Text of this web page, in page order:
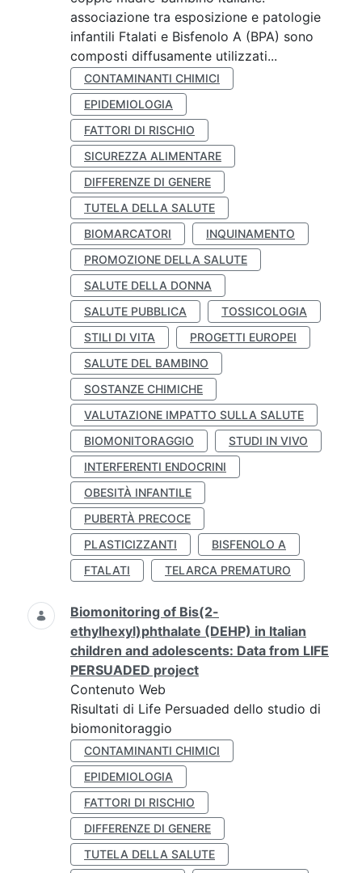
associazione tra esposizione e patologie
infantili Ftalati e Bisfenolo A (BPA) sono
composti diffusamente utilizzati...
CONTAMINANTI CHIMICI
EPIDEMIOLOGIA
FATTORI DI RISCHIO
SICUREZZA ALIMENTARE
DIFFERENZE DI GENERE
TUTELA DELLA SALUTE
BIOMARCATORI
INQUINAMENTO
PROMOZIONE DELLA SALUTE
SALUTE DELLA DONNA
SALUTE PUBBLICA
TOSSICOLOGIA
STILI DI VITA
PROGETTI EUROPEI
SALUTE DEL BAMBINO
SOSTANZE CHIMICHE
VALUTAZIONE IMPATTO SULLA SALUTE
BIOMONITORAGGIO
STUDI IN VIVO
INTERFERENTI ENDOCRINI
OBESITÀ INFANTILE
PUBERTÀ PRECOCE
PLASTICIZZANTI
BISFENOLO A
FTALATI
TELARCA PREMATURO
Biomonitoring of Bis(2-
ethylhexyl)phthalate (DEHP) in Italian
children and adolescents: Data from LIFE
PERSUADED project
Contenuto Web
Risultati di Life Persuaded dello studio di
biomonitoraggio
CONTAMINANTI CHIMICI
EPIDEMIOLOGIA
FATTORI DI RISCHIO
DIFFERENZE DI GENERE
TUTELA DELLA SALUTE